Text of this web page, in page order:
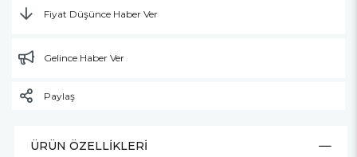
Fiyat Düşünce Haber Ver
Gelince Haber Ver
Paylaş
ÜRÜN ÖZELLIKLERI